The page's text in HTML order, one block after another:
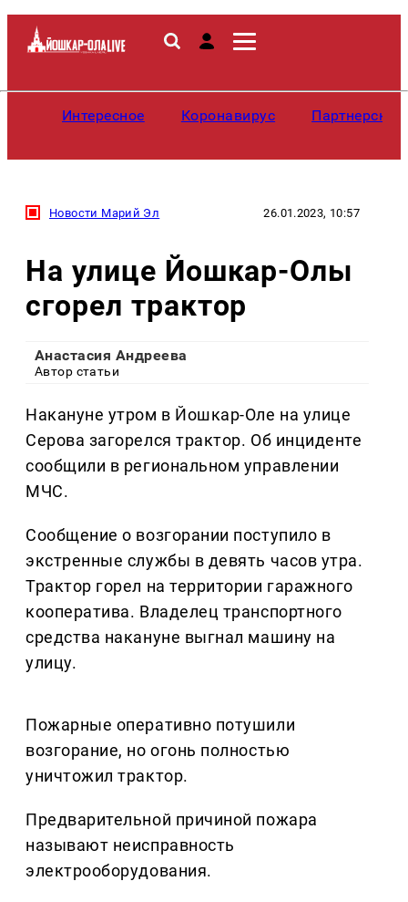
Интересное Коронавирус
Новости Марий Эл 26.01.2023, 10:57
На улице Йошкар-Олы
сгорел трактор
Анастасия Андреева
Автор статьи
Накануне утром в Йошкар-Оле на улице
Серова загорелся трактор. Об инциденте
сообщили в региональном управлении
МЧС.
Сообщение о возгорании поступило в
экстренные службы в девять часов утра.
Трактор горел на территории гаражного
кооператива. Владелец транспортного
средства накануне выгнал машину на
улицу.
Пожарные оперативно потушили
возгорание, но огонь полностью
уничтожил трактор.
Предварительной причиной пожара
называют неисправность
электрооборудования.